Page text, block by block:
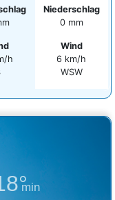
h
Niederschlag
0 mm
Wind
6 km/h
WSW
min